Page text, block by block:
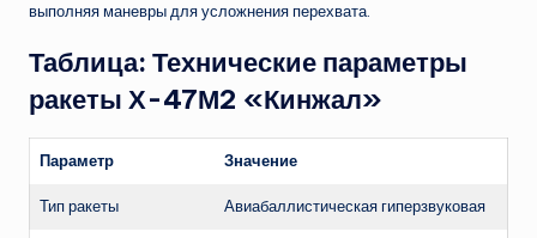
выполняя маневры для усложнения перехвата.
Таблица: Технические параметры
ракеты Х-47М2 «Кинжал»
Параметр Значение
Тип ракеты Авиабаллистическая гиперзвуковая